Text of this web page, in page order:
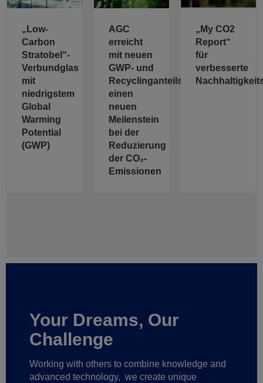
„Low-
Carbon
Stratobel“-
Verbundglas
mit
niedrigstem
Global
Warming
Potential
(GWP)
AGC
erreicht
mit neuen
GWP- und
Recyclinganteilswerten
einen
neuen
Meilenstein
bei der
Reduzierung
der CO₂-
Emissionen
„My CO2
Report“
für
verbesserte
Your Dreams, Our
Challenge
Working with others to combine knowledge and
advanced technology, we create unique